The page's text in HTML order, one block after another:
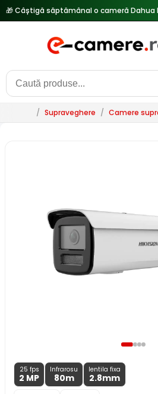
/ Supraveghere / Camere
25 fps
2 MP
Infrarosu
80m
lentila fixa
2.8mm